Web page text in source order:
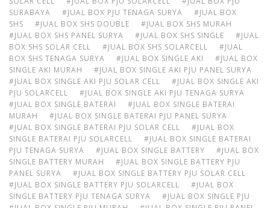
SURABAYA
#JUAL BOX PJU TENAGA SURYA
#JUAL BOX
SHS
#JUAL BOX SHS DOUBLE
#JUAL BOX SHS MURAH
#JUAL BOX SHS PANEL SURYA
#JUAL BOX SHS SINGLE
#JUAL
BOX SHS SOLAR CELL
#JUAL BOX SHS SOLARCELL
#JUAL
BOX SHS TENAGA SURYA
#JUAL BOX SINGLE AKI
#JUAL BOX
SINGLE AKI MURAH
#JUAL BOX SINGLE AKI PJU PANEL SURYA
#JUAL BOX SINGLE AKI PJU SOLAR CELL
#JUAL BOX SINGLE AKI
PJU SOLARCELL
#JUAL BOX SINGLE AKI PJU TENAGA SURYA
#JUAL BOX SINGLE BATERAI
#JUAL BOX SINGLE BATERAI
MURAH
#JUAL BOX SINGLE BATERAI PJU PANEL SURYA
#JUAL BOX SINGLE BATERAI PJU SOLAR CELL
#JUAL BOX
SINGLE BATERAI PJU SOLARCELL
#JUAL BOX SINGLE BATERAI
PJU TENAGA SURYA
#JUAL BOX SINGLE BATTERY
#JUAL BOX
SINGLE BATTERY MURAH
#JUAL BOX SINGLE BATTERY PJU
PANEL SURYA
#JUAL BOX SINGLE BATTERY PJU SOLAR CELL
#JUAL BOX SINGLE BATTERY PJU SOLARCELL
#JUAL BOX
SINGLE BATTERY PJU TENAGA SURYA
#JUAL BOX SINGLE PJU